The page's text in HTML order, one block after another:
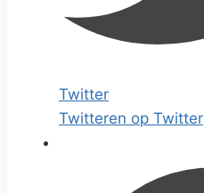
Twitter
Twitteren op Twitter